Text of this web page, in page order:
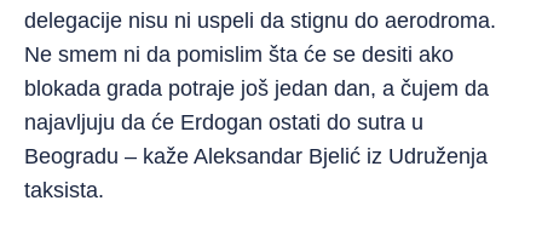
delegacije nisu ni uspeli da stignu do aerodroma.
Ne smem ni da pomislim šta će se desiti ako
blokada grada potraje još jedan dan, a čujem da
najavljuju da će Erdogan ostati do sutra u
Beogradu – kaže Aleksandar Bjelić iz Udruženja
taksista.